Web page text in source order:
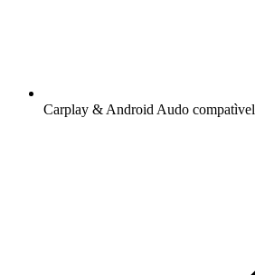
Carplay & Android Audo compatìvel